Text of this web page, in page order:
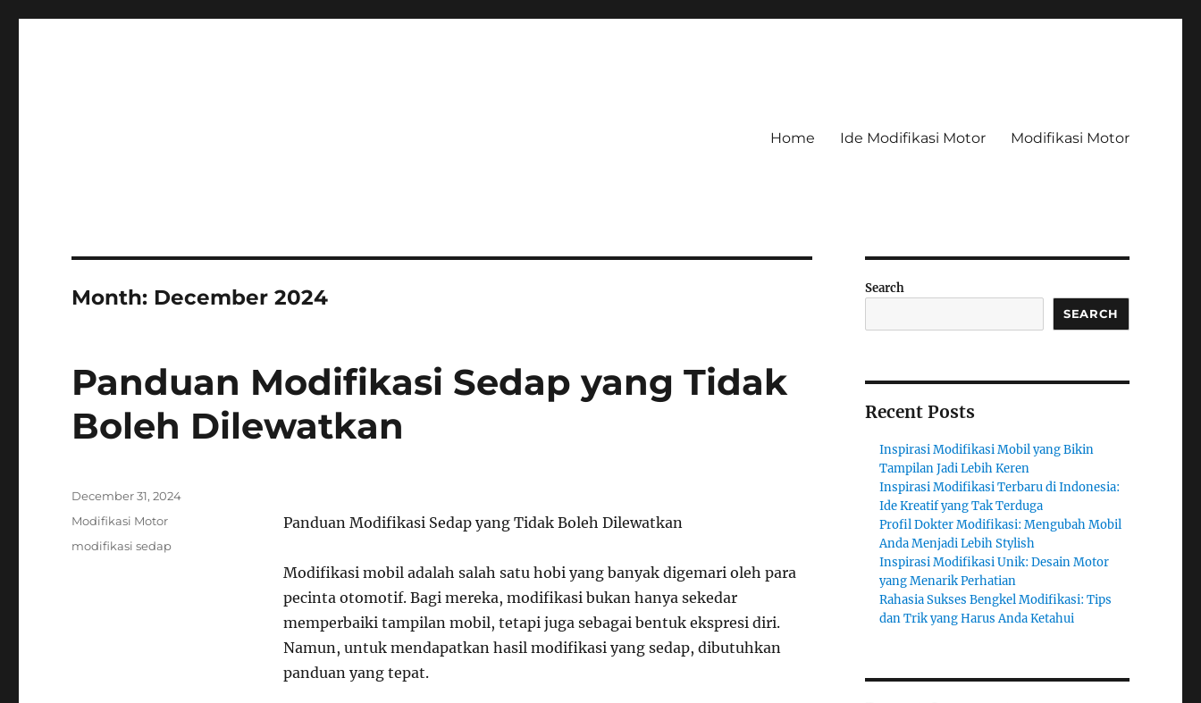
Home Ide Modifikasi Motor Modifikasi Motor
Month: December 2024
Panduan Modifikasi Sedap yang Tidak
Boleh Dilewatkan
Panduan Modifikasi Sedap yang Tidak Boleh Dilewatkan
Modifikasi mobil adalah salah satu hobi yang banyak digemari oleh para
pecinta otomotif. Bagi mereka, modifikasi bukan hanya sekedar
memperbaiki tampilan mobil, tetapi juga sebagai bentuk ekspresi diri.
Namun, untuk mendapatkan hasil modifikasi yang sedap, dibutuhkan
panduan yang tepat.
Posted
December 31, 2024
Categories
Modifikasi Motor
Tags
modifikasi sedap
Search
SEARCH
Recent Posts
Inspirasi Modifikasi Mobil yang Bikin
Tampilan Jadi Lebih Keren
Inspirasi Modifikasi Terbaru di Indonesia:
Ide Kreatif yang Tak Terduga
Profil Dokter Modifikasi: Mengubah Mobil
Anda Menjadi Lebih Stylish
Inspirasi Modifikasi Unik: Desain Motor
yang Menarik Perhatian
Rahasia Sukses Bengkel Modifikasi: Tips
dan Trik yang Harus Anda Ketahui